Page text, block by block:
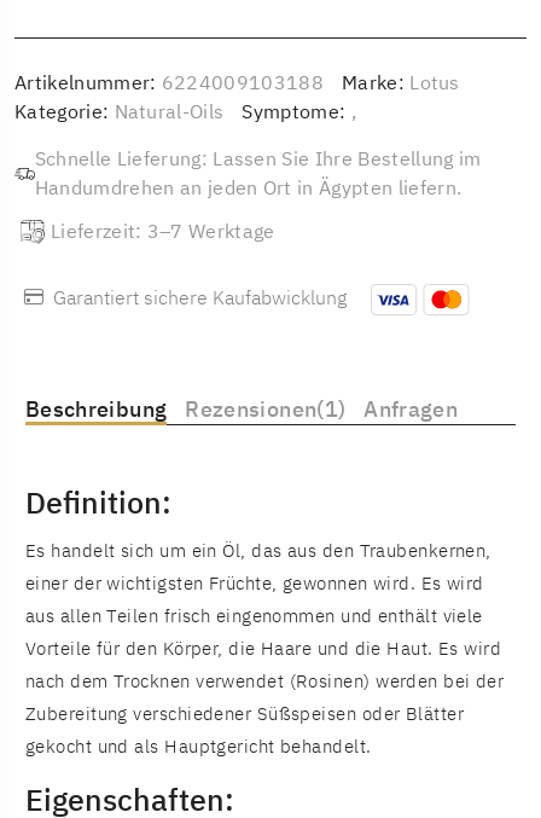
Artikelnummer: 6224009103188 Marke: Lotus
Kategorie: Natural-Oils Symptome: ,
Schnelle Lieferung: Lassen Sie Ihre Bestellung im
Handumdrehen an jeden Ort in Ägypten liefern.
Lieferzeit: 3–7 Werktage
Garantiert sichere Kaufabwicklung
Beschreibung Rezensionen(1) Anfragen
Definition:
Es handelt sich um ein Öl, das aus den Traubenkernen,
einer der wichtigsten Früchte, gewonnen wird. Es wird
aus allen Teilen frisch eingenommen und enthält viele
Vorteile für den Körper, die Haare und die Haut. Es wird
nach dem Trocknen verwendet (Rosinen) werden bei der
Zubereitung verschiedener Süßspeisen oder Blätter
gekocht und als Hauptgericht behandelt.
Eigenschaften: